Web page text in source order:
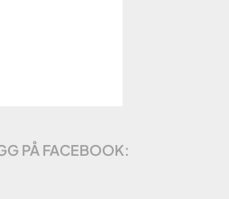
PÅ FACEBOOK: